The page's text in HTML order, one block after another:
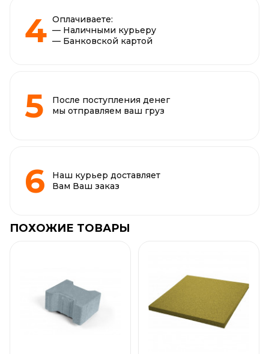
Оплачиваете:
— Наличными курьеру
— Банковской картой
После поступления денег
мы отправляем ваш груз
Наш курьер доставляет
Вам Ваш заказ
ПОХОЖИЕ ТОВАРЫ